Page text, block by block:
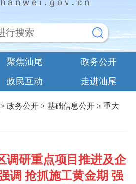
聚焦汕尾
政务公开
政民互动 走进汕尾
>政务公开 >基础信息公开 >重大
调研重点项目推进及企
调 抢抓施工黄金期 强